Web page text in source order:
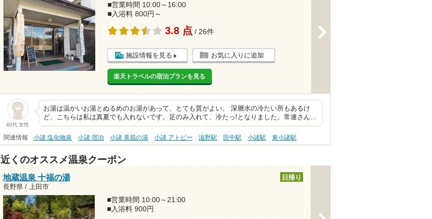
■営業時間 10:00～16:00
■入浴料 800円～
3.8 点 / 26件
施設情報を見る お気に入りに追加
楽天トラベルの宿泊プランを見る
40代 女性
お湯は温かいお湯とぬるめのお湯があって、とても質がよい。 深層水の冷たい所もあるけ
ど、こちらは私は真夏でも入れないです。足のみ入れて、冷たっ!となりました。常連さん…
関連情報 小諸 塩化物泉 小諸 宿泊 小諸 美肌の湯 小諸 アトピー 滋野駅 田中駅 小諸駅 東小諸駅
近くのオススメ温泉クーポン
地蔵温泉 十福の湯
長野県 / 上田市
日帰り
■営業時間 10:00～21:00
■入浴料 900円